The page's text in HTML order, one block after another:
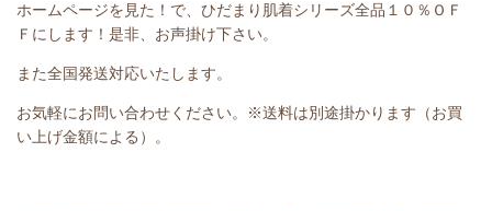
ホームページを見た！で、ひだまり肌着シリーズ全品１０％ＯＦ
Ｆにします！是非、お声掛け下さい。
また全国発送対応いたします。
お気軽にお問い合わせください。※送料は別途掛かります（お買
い上げ金額による）。